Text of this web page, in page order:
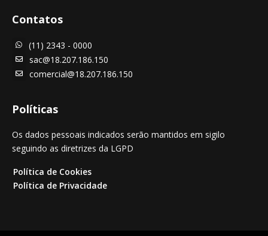
Contatos
 (11) 2343 - 0000
 sac@18.207.186.150
 comercial@18.207.186.150
Políticas
Os dados pessoais indicados serão mantidos em sigilo
seguindo as diretrizes da LGPD
Política de Cookies
Política de Privacidade